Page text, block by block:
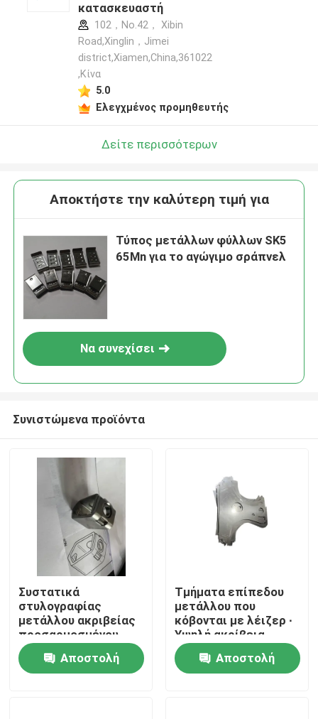
Σπίτι
Προϊόντα
κατασκευαστή
102，No.42， Xibin
Road,Xinglin，Jimei
district,Xiamen,China,361022
,Κίνα
5.0
Ελεγχμένος προμηθευτής
Δείτε περισσότερων
Αποκτήστε την καλύτερη τιμή για
Τύπος μετάλλων φύλλων SK5
65Mn για το αγώγιμο σράπνελ
Να συνεχίσει
Συνιστώμενα προϊόντα
Συστατικά
στυλογραφίας
μετάλλου ακριβείας
προσαρμοσμένου
σχήματος που
παρέχουν
ανθεκτικές λύσεις
Αποστολή
Τμήματα επίπεδου
μετάλλου που
κόβονται με λέιζερ ∙
Υψηλή ακρίβεια,
καθαρές άκρες,
προσαρμόσιμα,
ανθεκτικά
Αποστολή